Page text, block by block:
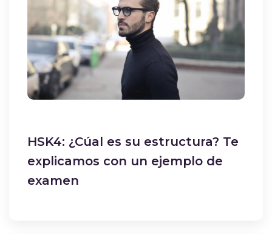
HSK4: ¿Cúal es su estructura? Te
explicamos con un ejemplo de
examen